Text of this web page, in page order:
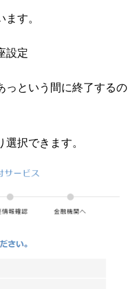
す。
設定
っという間に終了するの
択できます。